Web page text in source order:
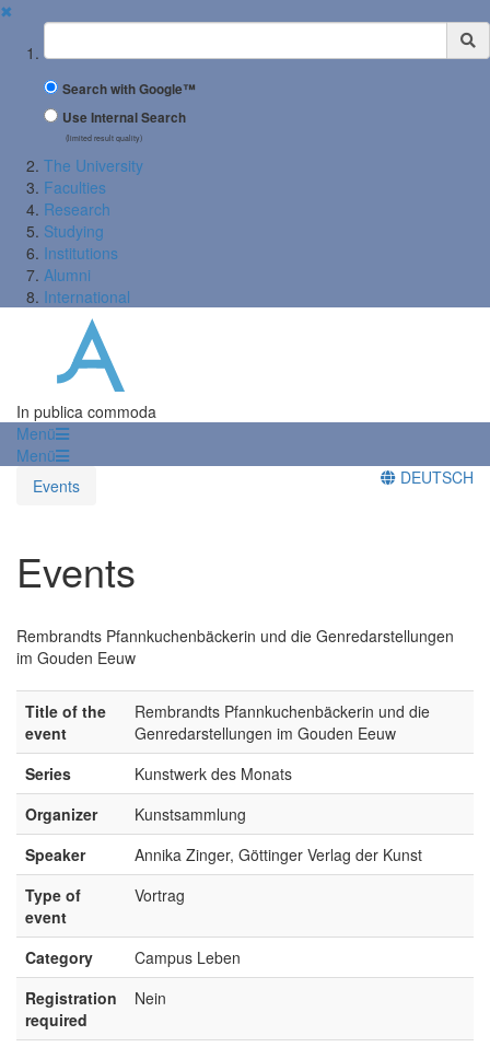
✖
Suchbegriff
Search with Google™
Use Internal Search
(limited result quality)
The University
Faculties
Research
Studying
Institutions
Alumni
International
In publica commoda
Menü
Menü
Events
DEUTSCH
Events
Rembrandts Pfannkuchenbäckerin und die Genredarstellungen
im Gouden Eeuw
Title of the
event
Rembrandts Pfannkuchenbäckerin und die
Genredarstellungen im Gouden Eeuw
Series
Kunstwerk des Monats
Organizer
Kunstsammlung
Speaker
Annika Zinger, Göttinger Verlag der Kunst
Type of
event
Vortrag
Category
Campus Leben
Registration
required
Nein